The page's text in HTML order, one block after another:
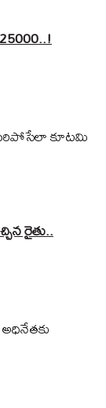
కూటమి
రైతు..